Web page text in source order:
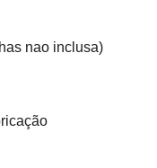
nao inclusa)